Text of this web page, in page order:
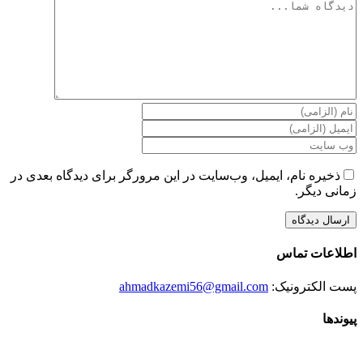
دیدگاه
ذخیره نام، ایمیل، وب‌سایت در این مرورگر برای دیدگاه بعدی در
زمانی دیگر.
اطلاعات تماس
پست الکترونیک: ahmadkazemi56@gmail.com
پیوندها